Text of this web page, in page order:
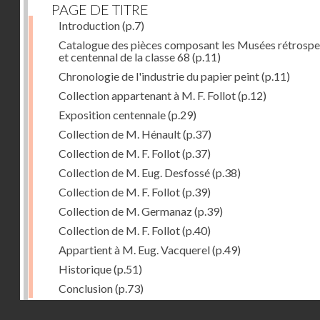
PAGE DE TITRE
Introduction(p.7)
Catalogue des pièces composant les Musées
et centennal de la classe 68 (p.11)
Chronologie de l'industrie du papier peint(p.11)
Collection appartenant à M. F. Follot(p.12)
Exposition centennale(p.29)
Collection de M. Hénault(p.37)
Collection de M. F. Follot(p.37)
Collection de M. Eug. Desfossé(p.38)
Collection de M. F. Follot(p.39)
Collection de M. Germanaz(p.39)
Collection de M. F. Follot(p.40)
Appartient à M. Eug. Vacquerel(p.49)
Historique(p.51)
Conclusion(p.73)